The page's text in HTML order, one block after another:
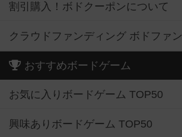
割引購入！ボドクーポンについて
クラウドファンディング ボドファン
おすすめボードゲーム
お気に入りボードゲーム TOP50
興味ありボードゲーム TOP50